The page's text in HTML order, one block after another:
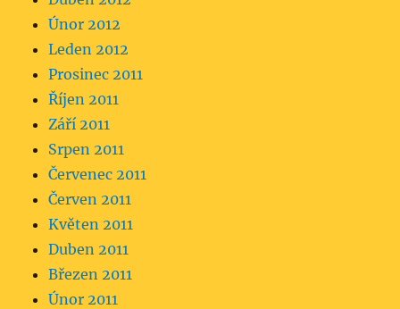
Únor 2012
Leden 2012
Prosinec 2011
Říjen 2011
Září 2011
Srpen 2011
Červenec 2011
Červen 2011
Květen 2011
Duben 2011
Březen 2011
Únor 2011